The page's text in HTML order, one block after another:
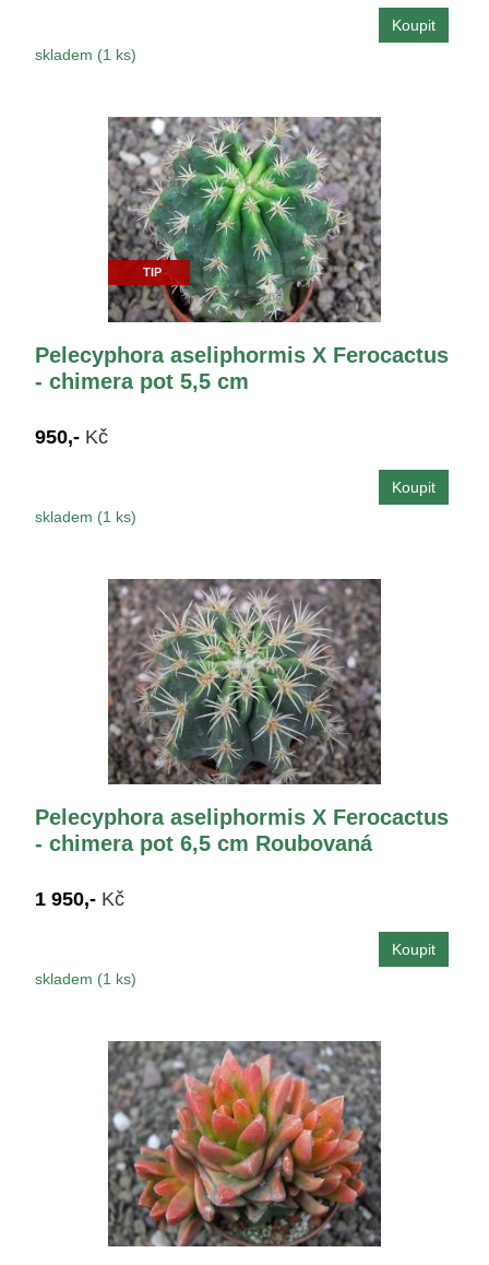
skladem (1 ks)
TIP
Pelecyphora aseliphormis X Ferocactus
- chimera pot 5,5 cm
950,- Kč
skladem (1 ks)
Pelecyphora aseliphormis X Ferocactus
- chimera pot 6,5 cm Roubovaná
1 950,- Kč
skladem (1 ks)